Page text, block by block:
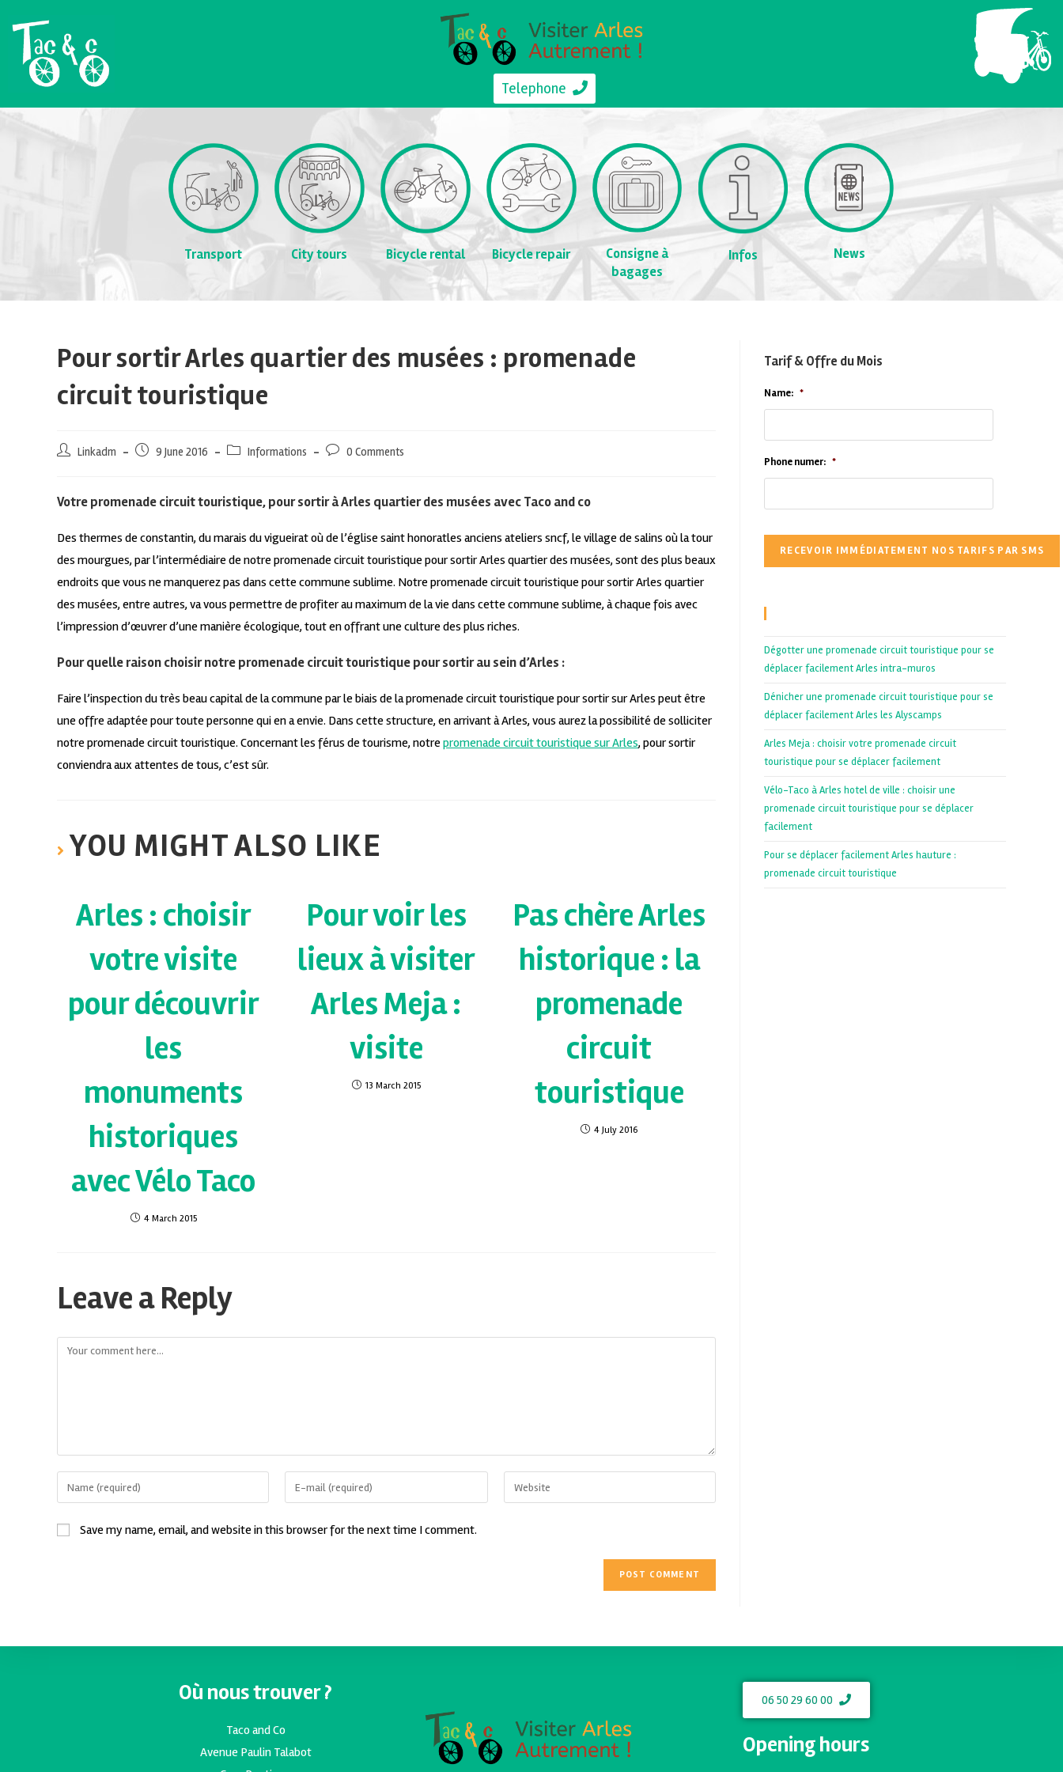
Telephone
Transport City tours Bicycle rental Bicycle repair
Consigne à
bagages
Infos News
Pour sortir Arles quartier des musées : promenade
circuit touristique
Linkadm 9 June 2016 Informations 0 Comments
Votre promenade circuit touristique, pour sortir à Arles quartier des musées avec Taco and co
Des thermes de constantin, du marais du vigueirat où de l’église saint honoratles anciens ateliers sncf, le village de salins où la tour
des mourgues, par l’intermédiaire de notre promenade circuit touristique pour sortir Arles quartier des musées, sont des plus beaux
endroits que vous ne manquerez pas dans cette commune sublime. Notre promenade circuit touristique pour sortir Arles quartier
des musées, entre autres, va vous permettre de profiter au maximum de la vie dans cette commune sublime, à chaque fois avec
l’impression d’œuvrer d’une manière écologique, tout en offrant une culture des plus riches.
Pour quelle raison choisir notre promenade circuit touristique pour sortir au sein d’Arles :
Faire l’inspection du très beau capital de la commune par le biais de la promenade circuit touristique pour sortir sur Arles peut être
une offre adaptée pour toute personne qui en a envie. Dans cette structure, en arrivant à Arles, vous aurez la possibilité de solliciter
notre promenade circuit touristique. Concernant les férus de tourisme, notre promenade circuit touristique sur Arles, pour sortir
conviendra aux attentes de tous, c’est sûr.
YOU MIGHT ALSO LIKE
Arles : choisir
votre visite
pour découvrir
les
monuments
historiques
avec Vélo Taco
4 March 2015
Pour voir les
lieux à visiter
Arles Meja :
visite
13 March 2015
Pas chère Arles
historique : la
promenade
circuit
touristique
4 July 2016
Leave a Reply
Save my name, email, and website in this browser for the next time I comment.
Tarif & Offre du Mois
Name: *
Phone numer: *
Dégotter une promenade circuit touristique pour se
déplacer facilement Arles intra-muros
Dénicher une promenade circuit touristique pour se
déplacer facilement Arles les Alyscamps
Arles Meja : choisir votre promenade circuit
touristique pour se déplacer facilement
Vélo-Taco à Arles hotel de ville : choisir une
promenade circuit touristique pour se déplacer
facilement
Pour se déplacer facilement Arles hauture :
promenade circuit touristique
Où nous trouver ?
Taco and Co
Avenue Paulin Talabot
06 50 29 60 00
Opening hours